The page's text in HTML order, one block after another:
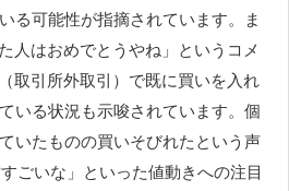
る可能性が指摘されています。ま
人はおめでとうやね」というコメ
取引所外取引）で既に買いを入れ
いる状況も示唆されています。個
いたものの買いそびれたという声
ごいな」といった値動きへの注目